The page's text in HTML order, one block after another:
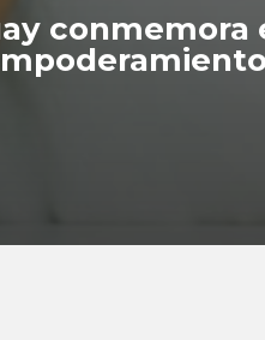
conmemora